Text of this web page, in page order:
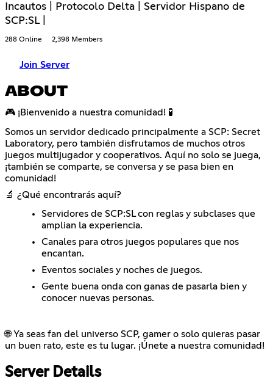
Incautos | Protocolo Delta | Servidor Hispano de
SCP:SL |
288 Online 2,398 Members
Join Server
ABOUT
🎮 ¡Bienvenido a nuestra comunidad! 🧪
Somos un servidor dedicado principalmente a SCP: Secret
Laboratory, pero también disfrutamos de muchos otros
juegos multijugador y cooperativos. Aquí no solo se juega,
¡también se comparte, se conversa y se pasa bien en
comunidad!
🔬 ¿Qué encontrarás aquí?
Servidores de SCP:SL con reglas y subclases que
amplian la experiencia.
Canales para otros juegos populares que nos
encantan.
Eventos sociales y noches de juegos.
Gente buena onda con ganas de pasarla bien y
conocer nuevas personas.
🌐 Ya seas fan del universo SCP, gamer o solo quieras pasar
un buen rato, este es tu lugar. ¡Únete a nuestra comunidad!
Server Details